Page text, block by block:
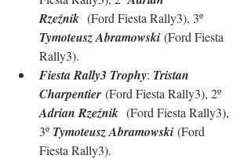
Rzeźnik (Ford Fiesta Rally3), 3º
Tymoteusz Abramowski (Ford Fiesta
Rally3).
Fiesta Rally3 Trophy: Tristan
Charpentier (Ford Fiesta Rally3), 2º
Adrian Rzeźnik (Ford Fiesta Rally3),
3º Tymoteusz Abramowski (Ford
Fiesta Rally3).